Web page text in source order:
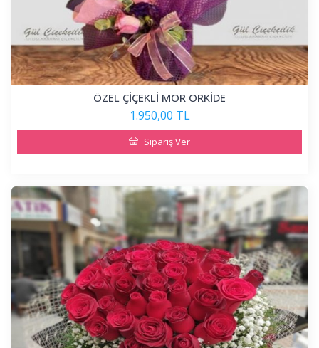
ÖZEL ÇİÇEKLİ MOR ORKİDE
1.950,00 TL
Sipariş Ver